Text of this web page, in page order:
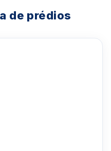
de prédios